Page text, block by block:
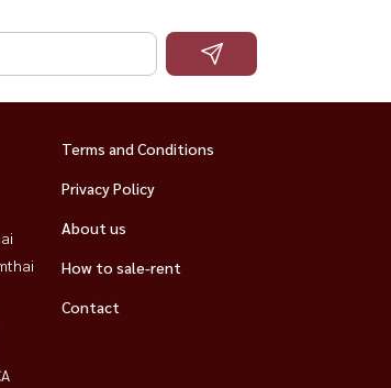
Terms and Conditions
Privacy Policy
About us
How to sale-rent
Contact